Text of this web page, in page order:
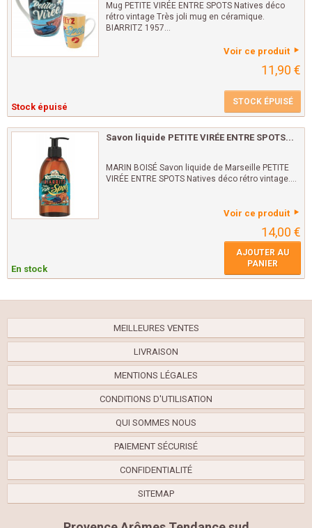
Mug PETITE VIRÉE ENTRE SPOTS Natives déco
rétro vintage Très joli mug en céramique.
BIARRITZ 1957...
Voir ce produit
11,90 €
Stock épuisé STOCK ÉPUISÉ
Savon liquide PETITE VIRÉE ENTRE SPOTS...
MARIN BOISÉ Savon liquide de Marseille PETITE
VIRÉE ENTRE SPOTS Natives déco rétro vintage....
Voir ce produit
14,00 €
En stock
AJOUTER AU
PANIER
MEILLEURES VENTES
LIVRAISON
MENTIONS LÉGALES
CONDITIONS D'UTILISATION
QUI SOMMES NOUS
PAIEMENT SÉCURISÉ
CONFIDENTIALITÉ
SITEMAP